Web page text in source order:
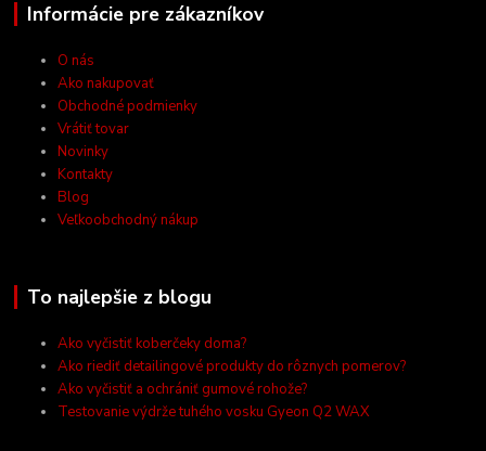
Informácie pre zákazníkov
O nás
Ako nakupovať
Obchodné podmienky
Vrátiť tovar
Novinky
Kontakty
Blog
Veľkoobchodný nákup
To najlepšie z blogu
Ako vyčistiť koberčeky doma?
Ako riediť detailingové produkty do rôznych pomerov?
Ako vyčistiť a ochrániť gumové rohože?
Testovanie výdrže tuhého vosku Gyeon Q2 WAX